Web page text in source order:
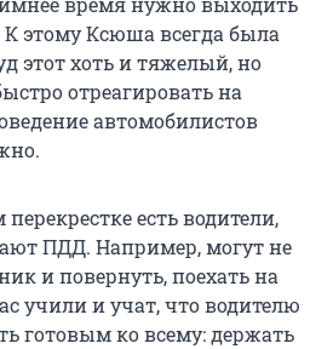
К этому Ксюша всегда была
этот хоть и тяжелый, но
отреагировать на
автомобилистов
есть водители,
ПДД. Например, могут не
и повернуть, поехать на
учили и учат, что водителю
готовым ко всему: держать